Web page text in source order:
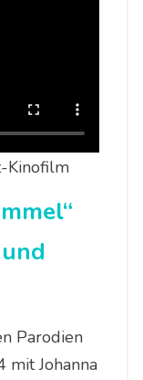
Kinofilm
Parodien
mit Johanna